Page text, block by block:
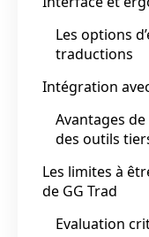
Les options
traductions
Intégration
Avantages
des outils
Les limites à
de GG Trad
Evaluation